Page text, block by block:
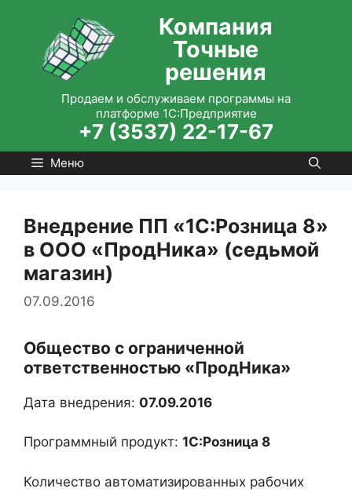
содержимому
Компания
Точные
решения
Продаем и обслуживаем программы на
платформе 1С:Предприятие
+7 (3537) 22-17-67
Меню
Внедрение ПП «1С:Розница 8»
в ООО «ПродНика» (седьмой
магазин)
07.09.2016
Общество с ограниченной
ответственностью «ПродНика»
Дата внедрения: 07.09.2016
Программный продукт: 1С:Розница 8
Количество автоматизированных рабочих